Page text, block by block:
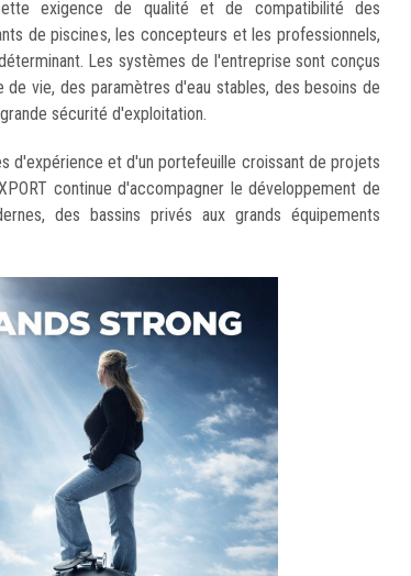
exigence de qualité et de compatibilité des
de piscines, les concepteurs et les professionnels,
Les systèmes de l'entreprise sont conçus
de vie, des paramètres d'eau stables, des besoins de
sécurité d'exploitation.
d'expérience et d'un portefeuille croissant de projets
continue d'accompagner le développement de
des bassins privés aux grands équipements